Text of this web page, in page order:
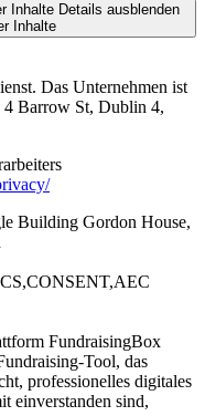
Inhalte Details ausblenden
Inhalte
Das Unternehmen ist
Barrow St, Dublin 4,
Building Gordon House,
FundraisingBox
Tool, das
professionelles digitales
einverstanden sind,